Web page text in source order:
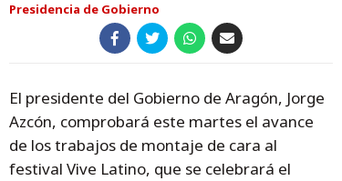
Presidencia de Gobierno
El presidente del Gobierno de Aragón, Jorge
Azcón, comprobará este martes el avance
de los trabajos de montaje de cara al
festival Vive Latino, que se celebrará el